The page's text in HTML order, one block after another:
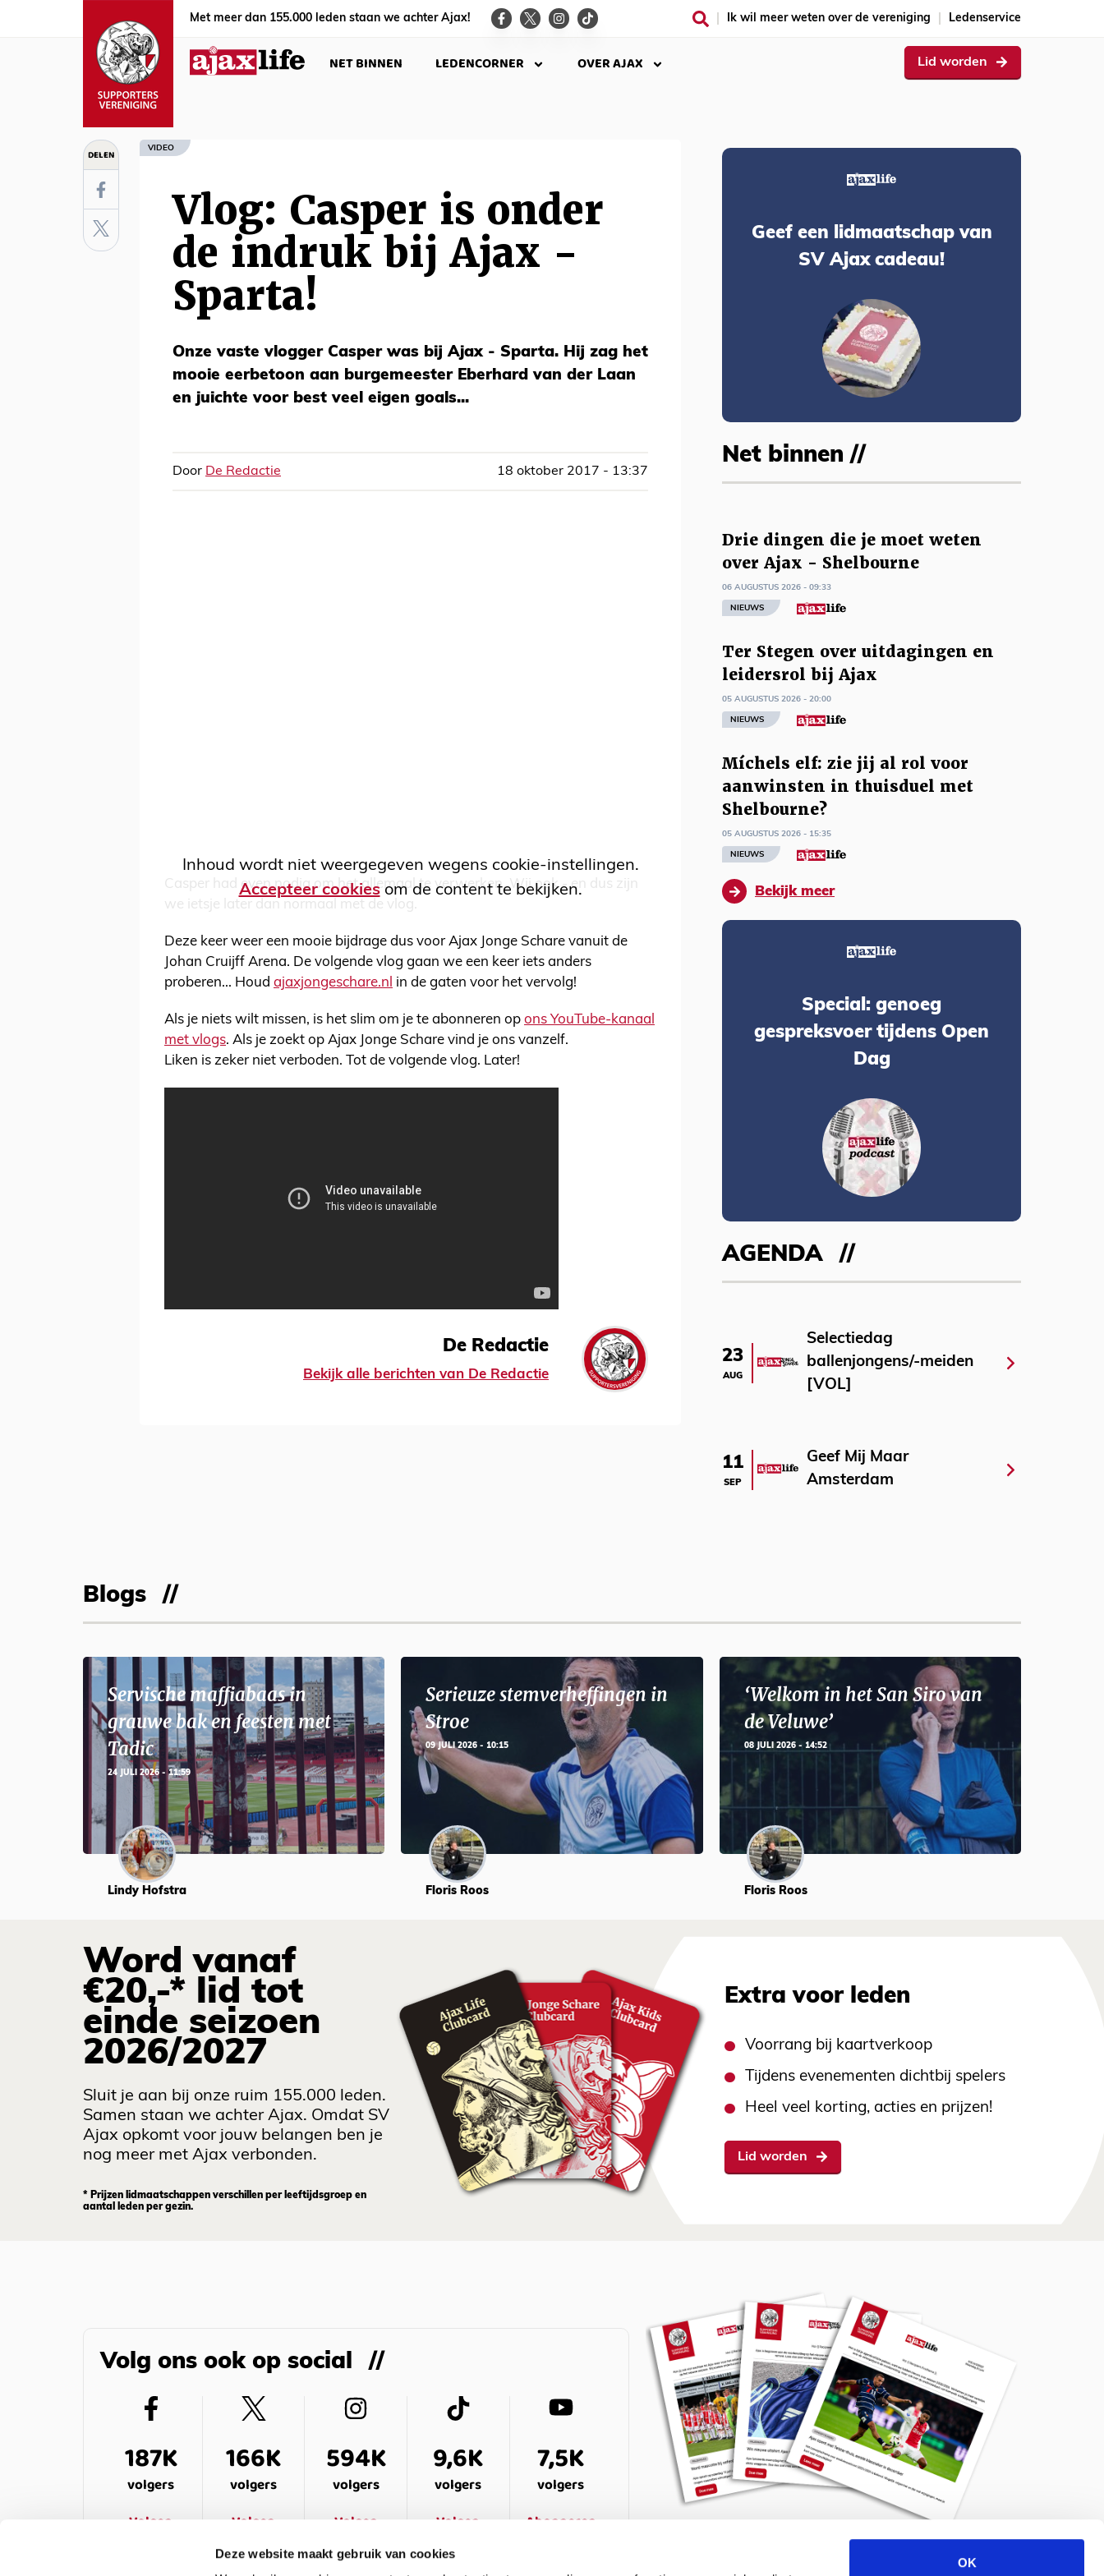
Deze website maakt gebruik van cookies
OK
Met meer dan 155.000 leden staan we achter Ajax! Ik wil meer weten over de vereniging Ledenservice
NET BINNEN LEDENCORNER OVER AJAX Lid worden
DELEN VIDEO
Vlog: Casper is onder
de indruk bij Ajax -
Sparta!
Onze vaste vlogger Casper was bij Ajax - Sparta. Hij zag het
mooie eerbetoon aan burgemeester Eberhard van der Laan
en juichte voor best veel eigen goals...
Door De Redactie 18 oktober 2017 - 13:37
Inhoud wordt niet weergegeven wegens cookie-instellingen.
Accepteer cookiesom de content te bekijken.
Casper had even nodig om het allemaal te verwerken. Wij ook - en dus zijn
we ietsje later dan normaal met de vlog.
Deze keer weer een mooie bijdrage dus voor Ajax Jonge Schare vanuit de
Johan Cruijff Arena. De volgende vlog gaan we een keer iets anders
proberen... Houd ajaxjongeschare.nl in de gaten voor het vervolg!
Als je niets wilt missen, is het slim om je te abonneren op ons YouTube-kanaal
met vlogs. Als je zoekt op Ajax Jonge Schare vind je ons vanzelf.
Liken is zeker niet verboden. Tot de volgende vlog. Later!
De Redactie
Bekijk alle berichten van De Redactie
Geef een lidmaatschap van
SV Ajax cadeau!
Net binnen //
Drie dingen die je moet weten
over Ajax - Shelbourne
06 AUGUSTUS 2026 - 09:33
NIEUWS
Ter Stegen over uitdagingen en
leidersrol bij Ajax
05 AUGUSTUS 2026 - 20:00
NIEUWS
Míchels elf: zie jij al rol voor
aanwinsten in thuisduel met
Shelbourne?
05 AUGUSTUS 2026 - 15:35
NIEUWS
Bekijk meer
Special: genoeg
gespreksvoer tijdens Open
Dag
AGENDA
23
AUG
Selectiedag
ballenjongens/-meiden
[VOL]
11
SEP
Geef Mij Maar
Amsterdam
Blogs
Servische maffiabaas in
grauwe bak en feesten met
Tadic
24 JULI 2026 - 11:59
Lindy Hofstra
Serieuze stemverheffingen in
Stroe
09 JULI 2026 - 10:15
Floris Roos
‘Welkom in het San Siro van
de Veluwe’
08 JULI 2026 - 14:52
Floris Roos
Word vanaf
€20,-* lid tot
einde seizoen
2026/2027
Sluit je aan bij onze ruim 155.000 leden.
Samen staan we achter Ajax. Omdat SV
Ajax opkomt voor jouw belangen ben je
nog meer met Ajax verbonden.
* Prijzen lidmaatschappen verschillen per leeftijdsgroep en
aantal leden per gezin.
Extra voor leden
Voorrang bij kaartverkoop
Tijdens evenementen dichtbij spelers
Heel veel korting, acties en prijzen!
Lid worden
Volg ons ook op social
187K
volgers
Volgen
166K
volgers
Volgen
594K
volgers
Volgen
9,6K
volgers
Volgen
7,5K
volgers
Abonneren
Meld je aan voor de nieuwsbrief